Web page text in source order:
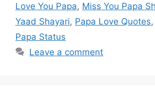
Love You Papa, Miss You Papa
Yaad Shayari, Papa Love Quotes,
Papa Status
Leave a comment